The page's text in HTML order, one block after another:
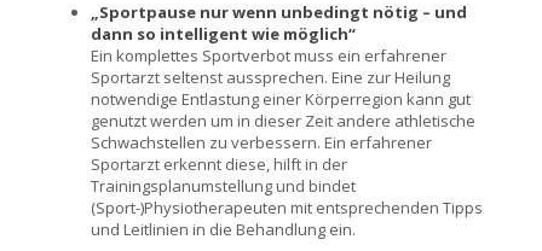
„Sportpause nur wenn unbedingt nötig – und
dann so intelligent wie möglich“
Ein komplettes Sportverbot muss ein erfahrener
Sportarzt seltenst aussprechen. Eine zur Heilung
notwendige Entlastung einer Körperregion kann gut
genutzt werden um in dieser Zeit andere athletische
Schwachstellen zu verbessern. Ein erfahrener
Sportarzt erkennt diese, hilft in der
Trainingsplanumstellung und bindet
(Sport-)Physiotherapeuten mit entsprechenden Tipps
und Leitlinien in die Behandlung ein.